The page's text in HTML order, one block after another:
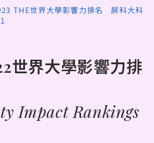
THE世界大學影響力排名 屏科大科
世界大學影響力排
Impact Rankings